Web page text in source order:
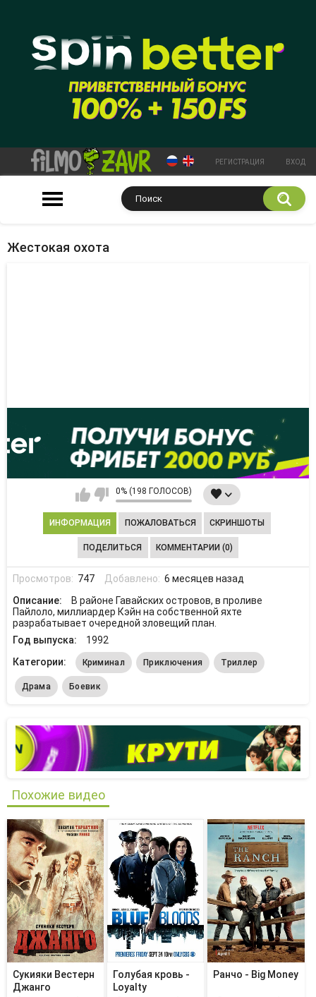
РЕГИСТРАЦИЯ ВХОД
Жестокая охота
0% (198 ГОЛОСОВ)
ИНФОРМАЦИЯ ПОЖАЛОВАТЬСЯ СКРИНШОТЫ
ПОДЕЛИТЬСЯ КОММЕНТАРИИ (0)
Просмотров: 747 Добавлено: 6 месяцев назад
Описание:
В районе Гавайских островов, в проливе
Пайлоло, миллиардер Кэйн на собственной яхте
разрабатывает очередной зловещий план.
Год выпуска:
1992
Категории:
Криминал Приключения Триллер
Драма Боевик
Похожие видео
Сукияки Bестерн
Джанго
Голубая кровь -
Loyalty
Ранчо - Big Money